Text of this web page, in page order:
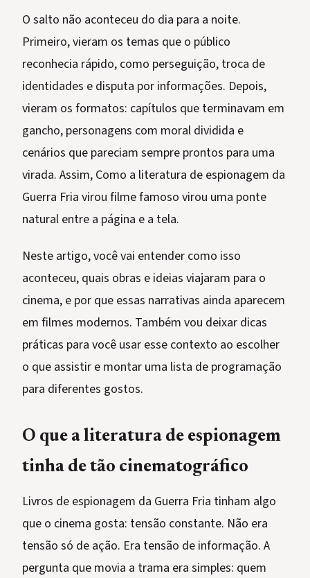
O salto não aconteceu do dia para a noite.
Primeiro, vieram os temas que o público
reconhecia rápido, como perseguição, troca de
identidades e disputa por informações. Depois,
vieram os formatos: capítulos que terminavam em
gancho, personagens com moral dividida e
cenários que pareciam sempre prontos para uma
virada. Assim, Como a literatura de espionagem da
Guerra Fria virou filme famoso virou uma ponte
natural entre a página e a tela.
Neste artigo, você vai entender como isso
aconteceu, quais obras e ideias viajaram para o
cinema, e por que essas narrativas ainda aparecem
em filmes modernos. Também vou deixar dicas
práticas para você usar esse contexto ao escolher
o que assistir e montar uma lista de programação
para diferentes gostos.
O que a literatura de espionagem
tinha de tão cinematográfico
Livros de espionagem da Guerra Fria tinham algo
que o cinema gosta: tensão constante. Não era
tensão só de ação. Era tensão de informação. A
pergunta que movia a trama era simples: quem